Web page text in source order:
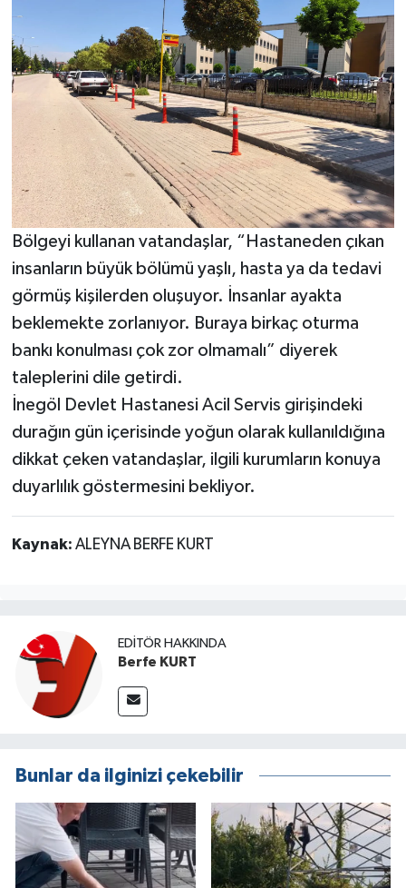
Bölgeyi kullanan vatandaşlar, “Hastaneden çıkan
insanların büyük bölümü yaşlı, hasta ya da tedavi
görmüş kişilerden oluşuyor. İnsanlar ayakta
beklemekte zorlanıyor. Buraya birkaç oturma
bankı konulması çok zor olmamalı” diyerek
taleplerini dile getirdi.
İnegöl Devlet Hastanesi Acil Servis girişindeki
durağın gün içerisinde yoğun olarak kullanıldığına
dikkat çeken vatandaşlar, ilgili kurumların konuya
duyarlılık göstermesini bekliyor.
Kaynak: ALEYNA BERFE KURT
EDITÖR HAKKINDA
Berfe KURT
Bunlar da ilginizi çekebilir